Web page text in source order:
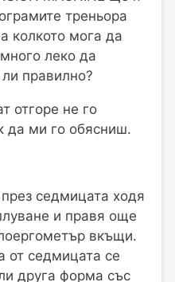
треньора
колкото мога да
леко да
правилно?
отгоре не го
да ми го обясниш.
седмицата ходя
и правя още
вкъщи.
от седмицата се
друга форма със